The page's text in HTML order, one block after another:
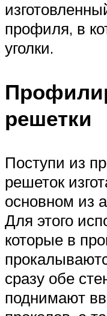
профиля, в
уголки.
решетки
Поступи из
решеток
основном из
Для этого
которые в
сразу обе
поднимают